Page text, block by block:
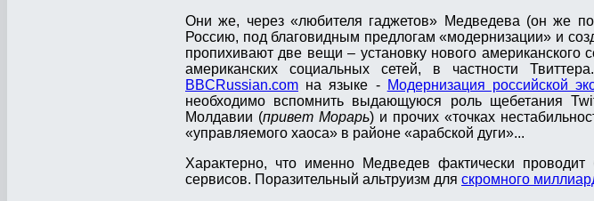
Они же, через «любителя гаджетов» Медведева (он же по
Россию, под благовидным предлогам «модернизации» и
пропихивают две вещи – установку нового американского
американских социальных сетей, в частности
BBCRussian.com на языке - Модернизация российской
необходимо вспомнить выдающуюся роль щебетания
Молдавии (привет Морарь) и прочих «точках
«управляемого хаоса» в районе «арабской дуги»...
Характерно, что именно Медведев фактически
сервисов. Поразительный альтруизм для скромного